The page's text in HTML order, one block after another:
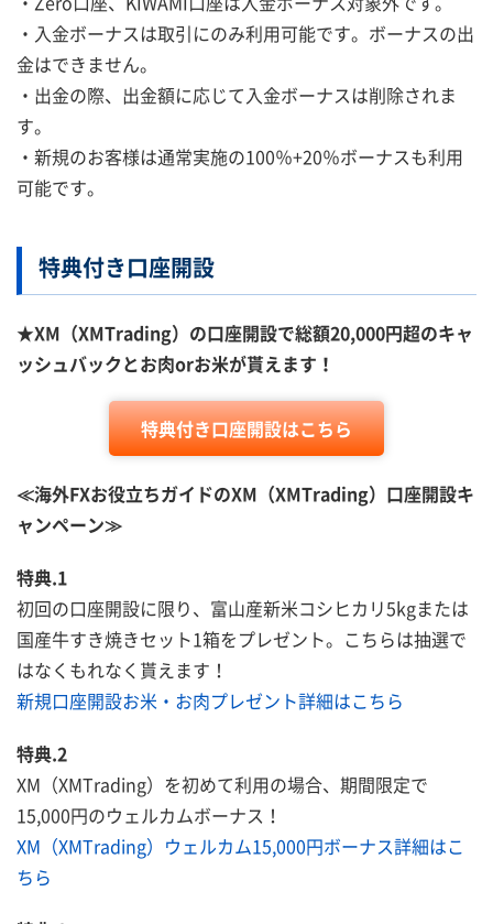
・入金ボーナスは取引にのみ利用可能です。ボーナスの出
金はできません。
・出金の際、出金額に応じて入金ボーナスは削除されま
す。
・新規のお客様は通常実施の100％+20％ボーナスも利用
可能です。
特典付き口座開設
★XM（XMTrading）の口座開設で総額20,000円超のキャ
ッシュバックとお肉orお米が貰えます！
特典付き口座開設はこちら
≪海外FXお役立ちガイドのXM（XMTrading）口座開設キ
ャンペーン≫
特典.1
初回の口座開設に限り、富山産新米コシヒカリ5kgまたは
国産牛すき焼きセット1箱をプレゼント。こちらは抽選で
はなくもれなく貰えます！
新規口座開設お米・お肉プレゼント詳細はこちら
特典.2
XM（XMTrading）を初めて利用の場合、期間限定で
15,000円のウェルカムボーナス！
XM（XMTrading）ウェルカム15,000円ボーナス詳細はこ
ちら